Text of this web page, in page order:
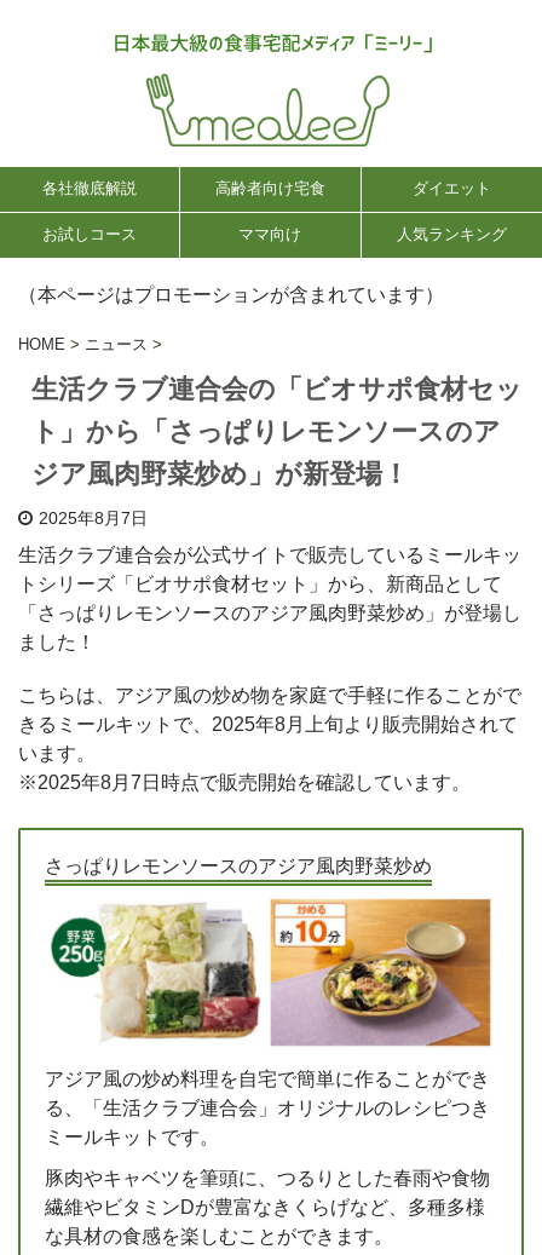
各社徹底解説 高齢者向け宅食 ダイエット
お試しコース ママ向け 人気ランキング
（本ページはプロモーションが含まれています）
HOME > ニュース >
生活クラブ連合会の「ビオサポ食材セッ
ト」から「さっぱりレモンソースのア
ジア風肉野菜炒め」が新登場！
2025年8月7日
生活クラブ連合会が公式サイトで販売しているミールキッ
トシリーズ「ビオサポ食材セット」から、新商品として
「さっぱりレモンソースのアジア風肉野菜炒め」が登場し
ました！
こちらは、アジア風の炒め物を家庭で手軽に作ることがで
きるミールキットで、2025年8月上旬より販売開始されて
います。
※2025年8月7日時点で販売開始を確認しています。
さっぱりレモンソースのアジア風肉野菜炒め
アジア風の炒め料理を自宅で簡単に作ることができ
る、「生活クラブ連合会」オリジナルのレシピつき
ミールキットです。
豚肉やキャベツを筆頭に、つるりとした春雨や食物
繊維やビタミンDが豊富なきくらげなど、多種多様
な具材の食感を楽しむことができます。